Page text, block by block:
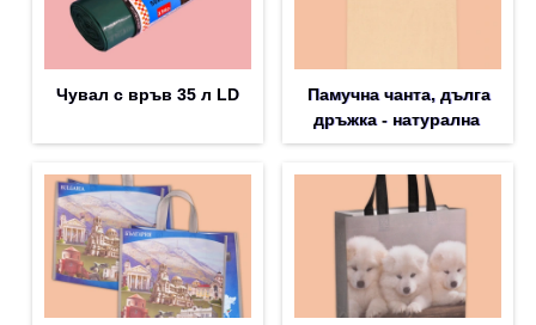
Чувал с връв 35 л LD
Памучна чанта, дълга
дръжка - натурална